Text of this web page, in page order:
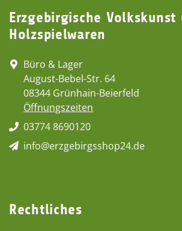
Erzgebirgische Volkskunst
Holzspielwaren
Büro & Lager
August-Bebel-Str. 64
08344 Grünhain-Beierfeld
Öffnungszeiten
03774 8690120
info@erzgebirgsshop24.de
Rechtliches